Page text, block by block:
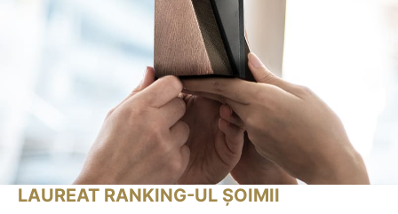
LAUREAT RANKING-UL ȘOIMII